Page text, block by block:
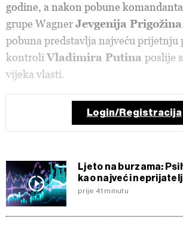
godine, a nakon pobune komandanta
grupe WagnerJevgenija Prigožina
pobuna predstavlja najveću prijetnju
kontroliVladimira Putina poslije
vijeka vlasti.
Login/Registracija
Ljeto na burzama:
kao najveći neprijatelj
prije 41 minutu